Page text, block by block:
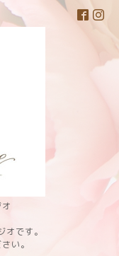
です。
い。